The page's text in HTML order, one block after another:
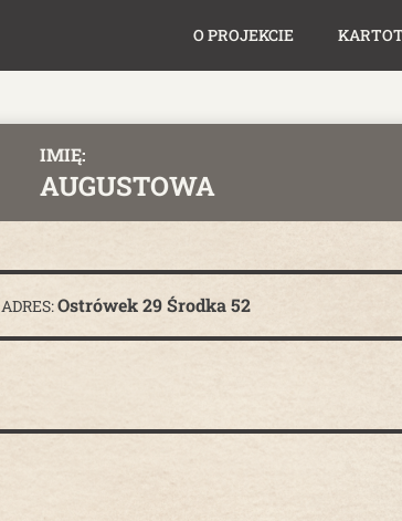
O PROJEKCIE
IMIĘ:
AUGUSTOWA
ADRES:Ostrówek 29 Środka 52